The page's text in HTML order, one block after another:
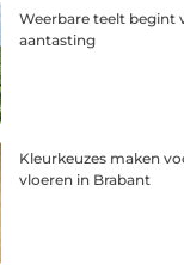
Weerbare teelt begint
aantasting
Kleurkeuzes maken
vloeren in Brabant